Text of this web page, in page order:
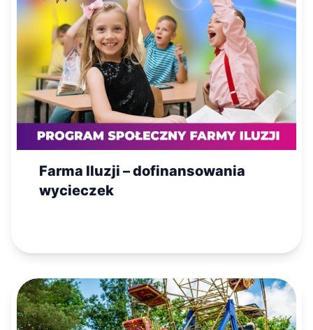
Farma Iluzji – dofinansowania
wycieczek